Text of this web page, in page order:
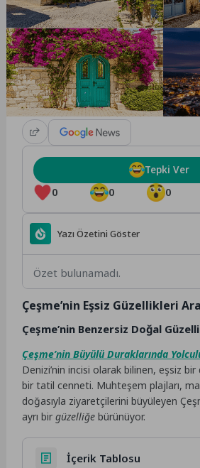
0 0 0
Tepki Ver
Yazı Özetini Göster
Özet bulunamadı.
Çeşme’nin Eşsiz Güzellikleri
Çeşme’nin Benzersiz Doğal
Çeşme’nin Büyülü Duraklarında
Denizi’nin incisi olarak bilinen, eşsiz
bir tatil cenneti. Muhteşem plajları,
doğasıyla ziyaretçilerini büyüleyen
ayrı birgüzelliğe bürünüyor.
İçerik Tablosu